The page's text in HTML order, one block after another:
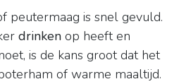
peutermaag is snel gevuld.
drinken op heeft en
is de kans groot dat het
of warme maaltijd.